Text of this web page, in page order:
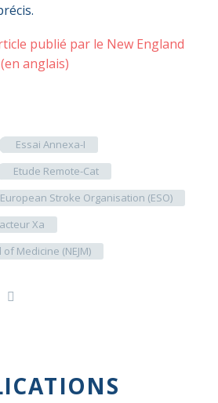
publié par le New England
anglais)
Essai Annexa-I
Etude Remote-Cat
European Stroke Organisation (ESO)
Xa
Medicine (NEJM)